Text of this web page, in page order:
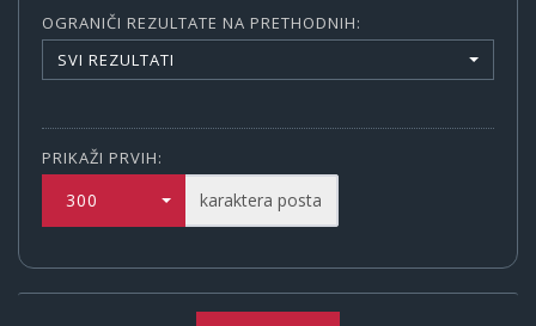
OGRANIČI REZULTATE NA PRETHODNIH:
SVI REZULTATI
PRIKAŽI PRVIH:
300 karaktera posta